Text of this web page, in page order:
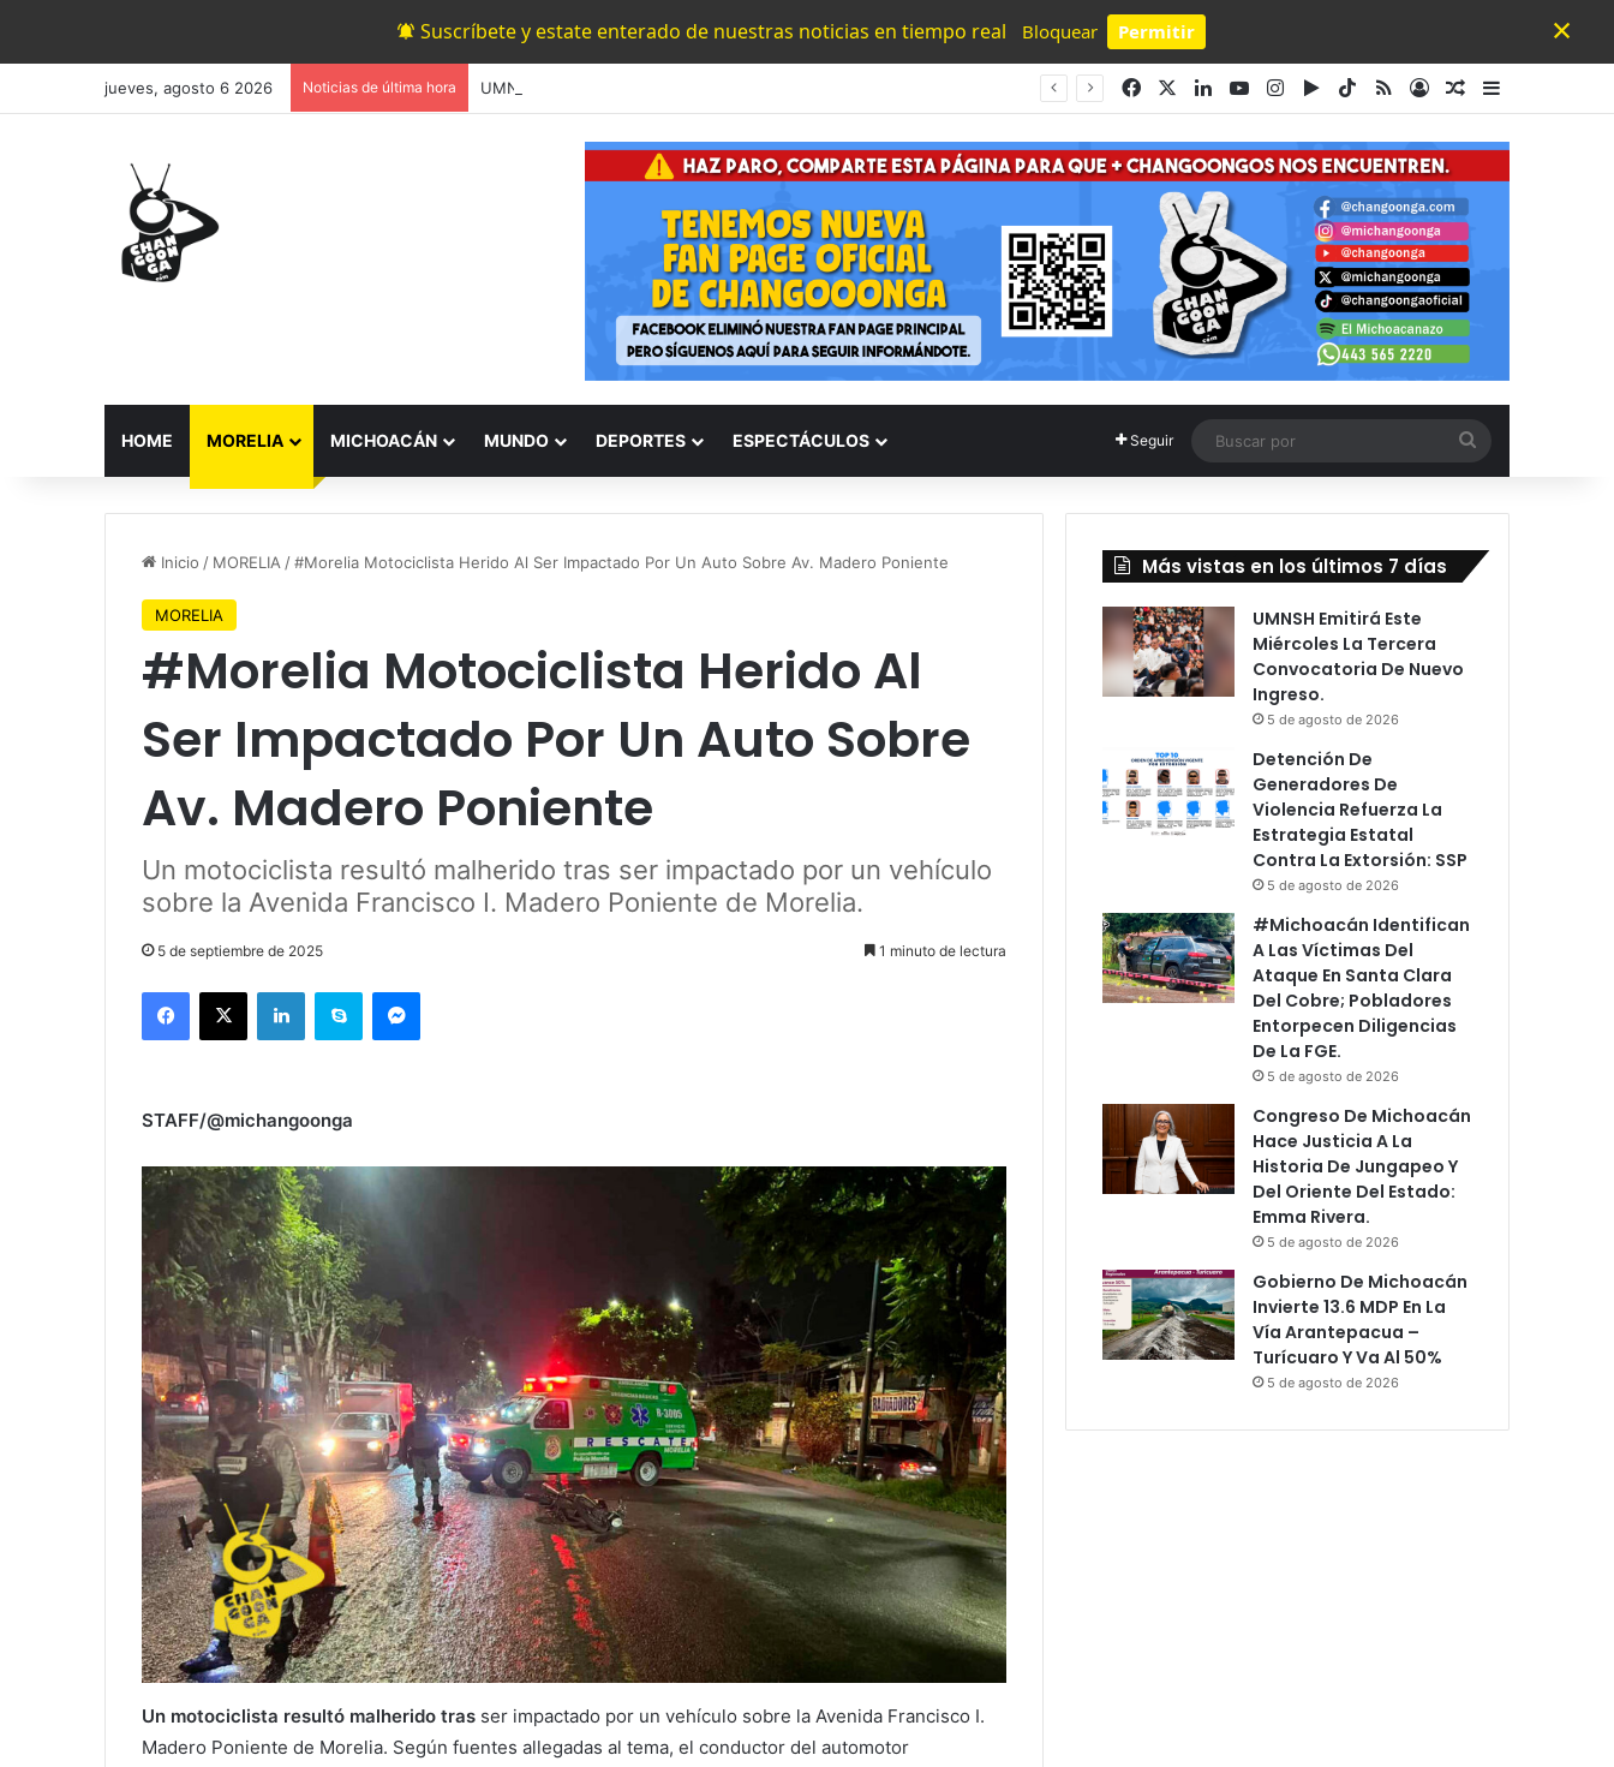
Suscríbete y estate enterado de nuestras noticias en tiempo real Bloquear Permitir
Powered by SendPulse
×
jueves, agosto 6 2026 Noticias de última hora FacebookLinkedInYouTubeInstagram
Google Play
TikTok
RSSAccesoPublicación al
Barra lateral
HOME MORELIA MICHOACÁN MUNDO DEPORTES ESPECTÁCULOS Seguir
por
Inicio / MORELIA /#Morelia Motociclista Herido Al Ser Impactado Por Un Auto Sobre Av. Madero Poniente
MORELIA
#Morelia Motociclista Herido Al
Ser Impactado Por Un Auto Sobre
Av. Madero Poniente
Un motociclista resultó malherido tras ser impactado por un vehículo
sobre la Avenida Francisco I. Madero Poniente de Morelia.
5 de septiembre de 2025 1 minuto de lectura
Facebook
X LinkedInSkype Messenger
STAFF/@michangoonga
Un motociclista resultó malherido tras ser impactado por un vehículo sobre la Avenida Francisco I.
Madero Poniente de Morelia. Según fuentes allegadas al tema, el conductor del automotor
Más vistas en los últimos 7 días
UMNSH Emitirá Este
Miércoles La Tercera
Convocatoria De Nuevo
Ingreso.
5 de agosto de 2026
Detención De
Generadores De
Violencia Refuerza La
Estrategia Estatal
Contra La Extorsión: SSP
5 de agosto de 2026
#Michoacán Identifican
A Las Víctimas Del
Ataque En Santa Clara
Del Cobre; Pobladores
Entorpecen Diligencias
De La FGE.
5 de agosto de 2026
Congreso De Michoacán
Hace Justicia A La
Historia De Jungapeo Y
Del Oriente Del Estado:
Emma Rivera.
5 de agosto de 2026
Gobierno De Michoacán
Invierte 13.6 MDP En La
Vía Arantepacua –
Turícuaro Y Va Al 50%
5 de agosto de 2026